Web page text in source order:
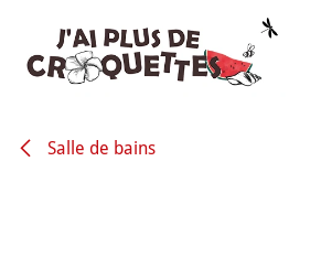
Salle de bains